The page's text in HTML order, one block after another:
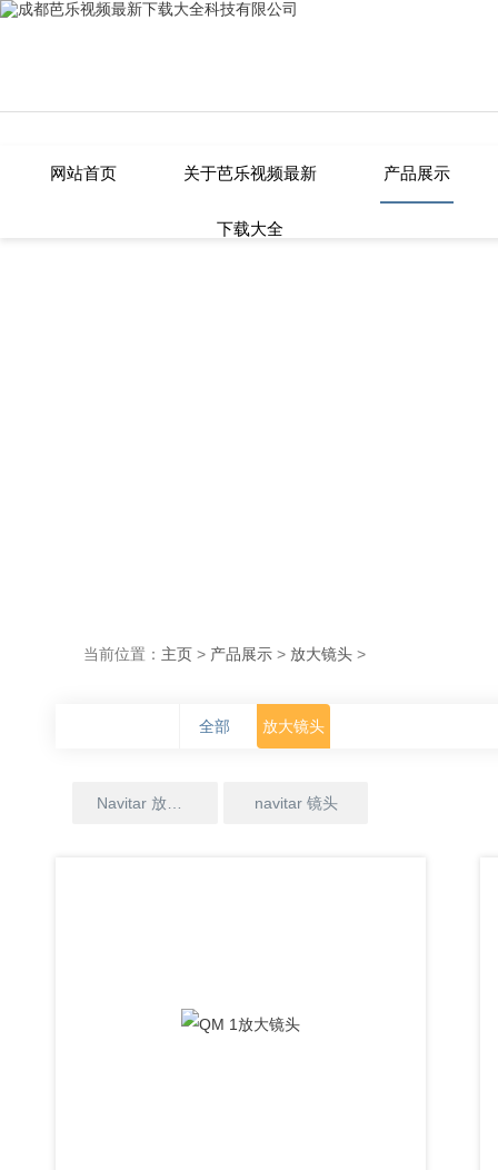
芭乐视频最新下载大全,芭乐APP在
网站首页 关于芭乐视频最新
下载大全
产品展示
当前位置： 主页 > 产品展示 > 放大镜头 >
全部 放大镜头
navitar 镜头